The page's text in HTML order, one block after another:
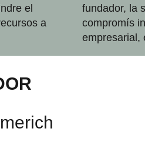
el
a
fundador, la
compromís
empresarial,